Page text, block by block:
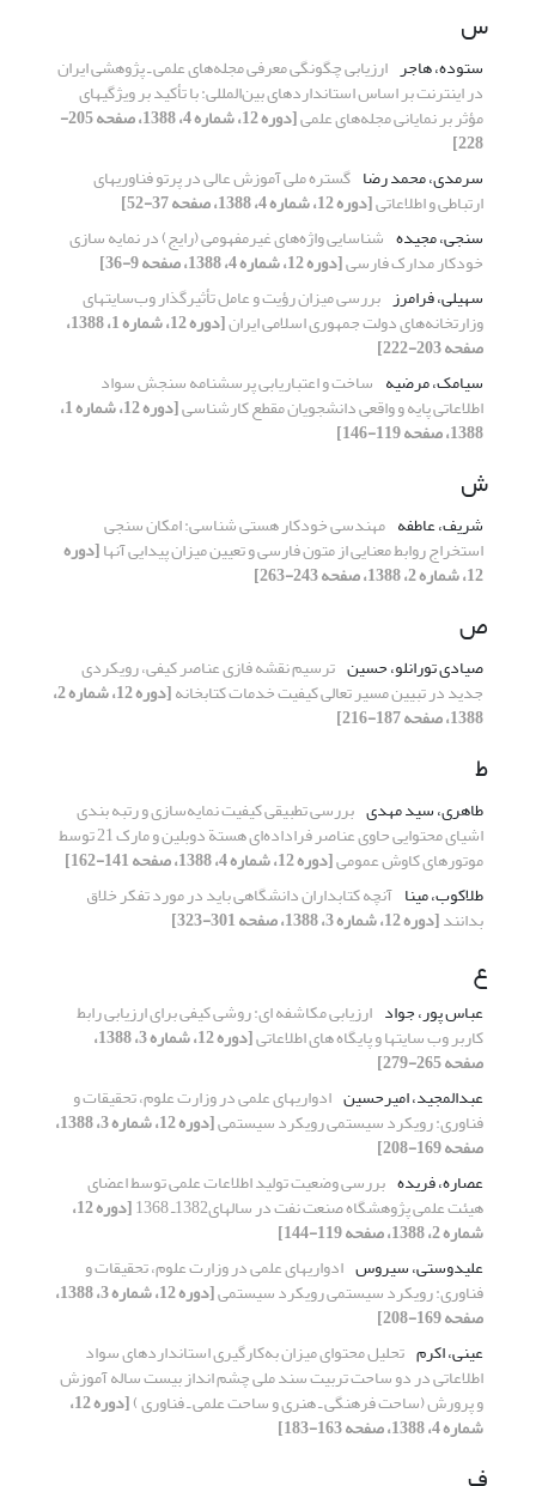
س
ستوده، هاجر ارزیابی چگونگی معرفی مجله‌های علمی ـ پژوهشی ایران
در اینترنت بر اساس استانداردهای بین‌المللی: با تأکید بر ویژگیهای
مؤثر بر نمایانی مجله‌های علمی [دوره 12، شماره 4، 1388، صفحه 205-
228]
سرمدی، محمد رضا گستره ملی آموزش عالی در پرتو فناوریهای
ارتباطی و اطلاعاتی[دوره 12، شماره 4، 1388، صفحه 37-52]
سنجی، مجیده شناسایی واژه‌های غیرمفهومی (رایج) در نمایه سازی
خودکار مدارک فارسی[دوره 12، شماره 4، 1388، صفحه 9-36]
سهیلی، فرامرز بررسی میزان رؤیت و عامل تأثیرگذار وب‌سایتهای
وزارتخانه‌های دولت جمهوری اسلامی ایران [دوره 12، شماره 1، 1388،
صفحه 203-222]
سیامک، مرضیه ساخت و اعتباریابی پرسشنامه سنجش سواد
اطلاعاتی پایه و واقعی دانشجویان مقطع کارشناسی [دوره 12، شماره 1،
1388، صفحه 119-146]
ش
شریف، عاطفه مهندسی خودکار هستی شناسی: امکان سنجی
استخراج روابط معنایی از متون فارسی و تعیین میزان پیدایی آنها[دوره
12، شماره 2، 1388، صفحه 243-263]
ص
صیادی تورانلو، حسین ترسیم نقشه فازی عناصر کیفی، رویکردی
جدید در تبیین مسیر تعالی کیفیت‌ خدمات ‌کتابخانه [دوره 12، شماره 2،
1388، صفحه 187-216]
ط
طاهری، سید مهدی بررسی تطبیقی کیفیت نمایه‌سازی و رتبه بندی
اشیای محتوایی حاوی عناصر فراداده‌ای هستة دوبلین و مارک 21 توسط
موتورهای کاوش عمومی[دوره 12، شماره 4، 1388، صفحه 141-162]
طلاکوب، مینا آنچه کتابداران دانشگاهی باید در مورد تفکر خلاق
بدانند[دوره 12، شماره 3، 1388، صفحه 301-323]
ع
عباس پور، جواد ارزیابی مکاشفه ای: روشی کیفی برای ارزیابی رابط
کاربر وب سایتها و پایگاه های اطلاعاتی [دوره 12، شماره 3، 1388،
صفحه 265-279]
عبدالمجید، امیرحسین ادواریهای علمی در وزارت علوم، تحقیقات و
فناوری: رویکرد سیستمی رویکرد سیستمی [دوره 12، شماره 3، 1388،
صفحه 169-208]
عصاره، فریده بررسی وضعیت تولید اطلاعات علمی توسط اعضای
هیئت علمی پژوهشگاه صنعت نفت در سالهای1382ـ 1368 [دوره 12،
شماره 2، 1388، صفحه 119-144]
علیدوستی، سیروس ادواریهای علمی در وزارت علوم، تحقیقات و
فناوری: رویکرد سیستمی رویکرد سیستمی [دوره 12، شماره 3، 1388،
صفحه 169-208]
عینی، اکرم تحلیل محتوای میزان به‌کارگیری استانداردهای سواد
اطلاعاتی در دو ساحت تربیت سند ملی چشم انداز بیست ساله آموزش
و پرورش (ساحت فرهنگی ـ هنری و ساحت علمی ـ فناوری ) [دوره 12،
شماره 4، 1388، صفحه 163-183]